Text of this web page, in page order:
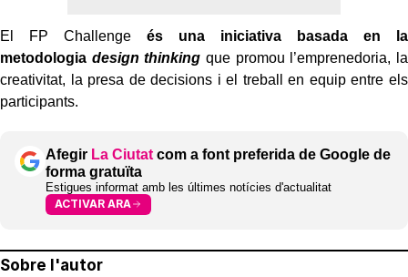
El FP Challenge és una iniciativa basada en la
metodologia design thinking que promou l’emprenedoria, la
creativitat, la presa de decisions i el treball en equip entre els
participants.
Afegir La Ciutat com a font preferida de Google de
forma gratuïta
Estigues informat amb les últimes notícies d'actualitat
ACTIVAR ARA
Sobre l'autor